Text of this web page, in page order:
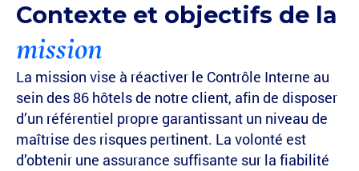
Contexte et objectifs de la
mission
La mission vise à réactiver le Contrôle Interne au
sein des 86 hôtels de notre client, afin de disposer
d’un référentiel propre garantissant un niveau de
maîtrise des risques pertinent. La volonté est
d’obtenir une assurance suffisante sur la fiabilité